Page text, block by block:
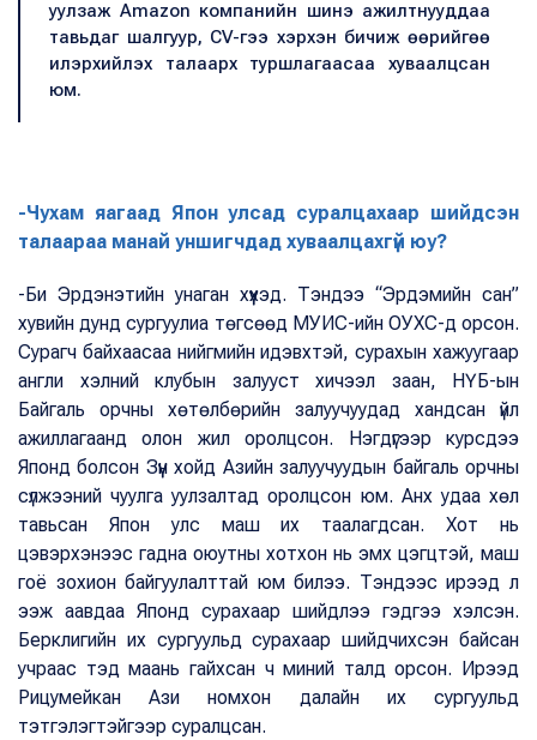
уулзаж Amazon компанийн шинэ ажилтнууддаа
тавьдаг шалгуур, CV-гээ хэрхэн бичиж өөрийгөө
илэрхийлэх талаарх туршлагаасаа хуваалцсан
юм.
-Чухам яагаад Япон улсад суралцахаар шийдсэн
талаараа манай уншигчдад хуваалцахгүй юу?
-Би Эрдэнэтийн унаган хүүхэд. Тэндээ “Эрдэмийн сан”
хувийн дунд сургуулиа төгсөөд МУИС-ийн ОУХС-д орсон.
Сурагч байхаасаа нийгмийн идэвхтэй, сурахын хажуугаар
англи хэлний клубын залууст хичээл заан, НҮБ-ын
Байгаль орчны хөтөлбөрийн залуучуудад хандсан үйл
ажиллагаанд олон жил оролцсон. Нэгдүгээр курсдээ
Японд болсон Зүүн хойд Азийн залуучуудын байгаль орчны
сүлжээний чуулга уулзалтад оролцсон юм. Анх удаа хөл
тавьсан Япон улс маш их таалагдсан. Хот нь
цэвэрхэнээс гадна оюутны хотхон нь эмх цэгцтэй, маш
гоё зохион байгуулалттай юм билээ. Тэндээс ирээд л
ээж аавдаа Японд сурахаар шийдлээ гэдгээ хэлсэн.
Берклигийн их сургуульд сурахаар шийдчихсэн байсан
учраас тэд маань гайхсан ч миний талд орсон. Ирээд
Рицумейкан Ази номхон далайн их сургуульд
тэтгэлэгтэйгээр суралцсан.